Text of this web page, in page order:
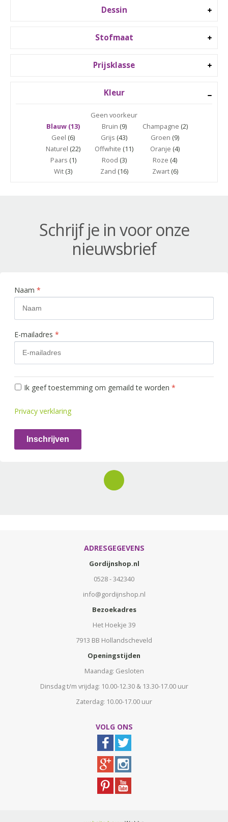
Dessin
Stofmaat
Prijsklasse
Kleur
Geen voorkeur
Blauw (13)
Bruin (9) Champagne (2)
Geel (6) Grijs (43) Groen (9)
Naturel (22) Offwhite (11) Oranje (4)
Paars (1) Rood (3) Roze (4)
Wit (3) Zand (16) Zwart(6)
Schrijf je in voor onze
nieuwsbrief
Naam *
E-mailadres *
Ik geef toestemming om gemaild te worden *
Privacy verklaring
Inschrijven
ADRESGEGEVENS
Gordijnshop.nl
0528 - 342340
info@gordijnshop.nl
Bezoekadres
Het Hoekje 39
7913 BB Hollandscheveld
Openingstijden
Maandag: Gesloten
Dinsdag t/m vrijdag: 10.00-12.30 & 13.30-17.00 uur
Zaterdag: 10.00-17.00 uur
VOLG ONS